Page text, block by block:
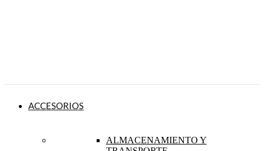
ACCESORIOS
ALMACENAMIENTO Y